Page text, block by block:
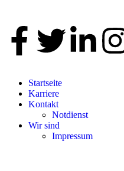
Startseite
Karriere
Kontakt
Notdienst
Wir sind
Impressum